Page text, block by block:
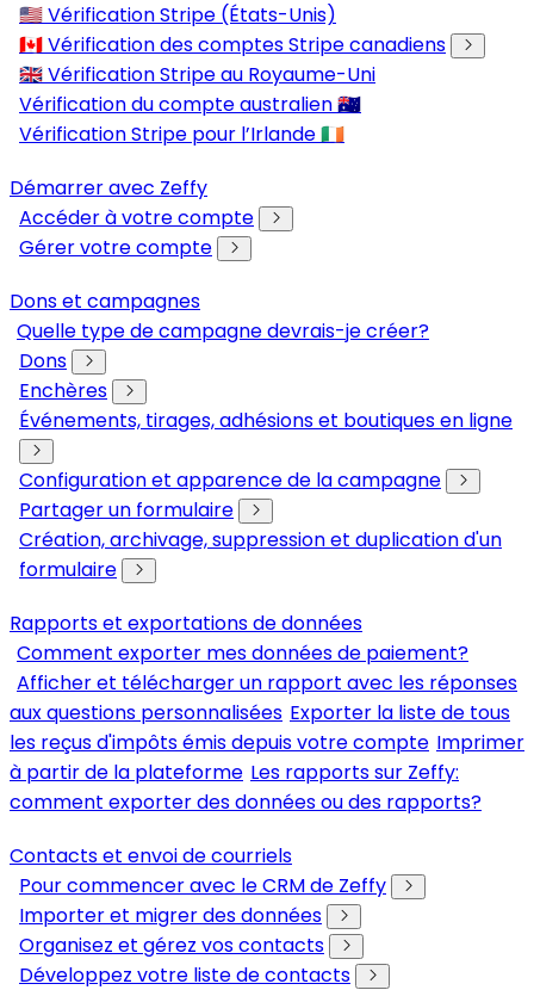
🇺🇸 Vérification Stripe (États-Unis)
🇨🇦 Vérification des comptes Stripe canadiens
🇬🇧 Vérification Stripe au Royaume-Uni
Vérification du compte australien 🇦🇺
Vérification Stripe pour l’Irlande 🇮🇪
Démarrer avec Zeffy
Accéder à votre compte
Gérer votre compte
Dons et campagnes
Quelle type de campagne devrais-je créer?
Dons
Enchères
Événements, tirages, adhésions et boutiques en ligne
Configuration et apparence de la campagne
Partager un formulaire
Création, archivage, suppression et duplication d'un
formulaire
Rapports et exportations de données
Comment exporter mes données de paiement?
Afficher et télécharger un rapport avec les réponses
aux questions personnalisées Exporter la liste de tous
les reçus d'impôts émis depuis votre compte Imprimer
à partir de la plateforme Les rapports sur Zeffy:
comment exporter des données ou des rapports?
Contacts et envoi de courriels
Pour commencer avec le CRM de Zeffy
Importer et migrer des données
Organisez et gérez vos contacts
Développez votre liste de contacts